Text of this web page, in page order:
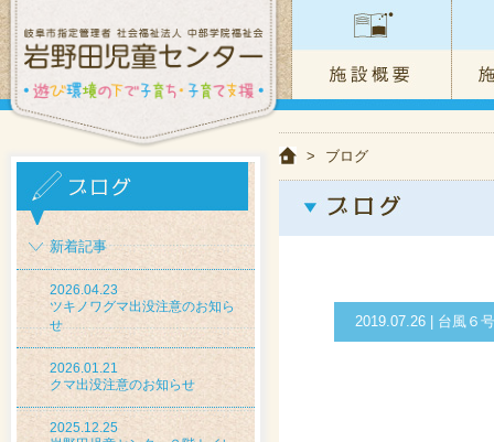
新着記事
2026.04.23
ツキノワグマ出没注意のお知ら
せ
2026.01.21
クマ出没注意のお知らせ
2025.12.25
> ブログ
2019.07.26 | 台風６